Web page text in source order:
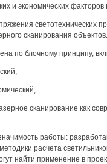
и экономических
светотехнических
сканирования объектов.
по блочному принципу,
сканирование как
работы:
расчета
найти применение в